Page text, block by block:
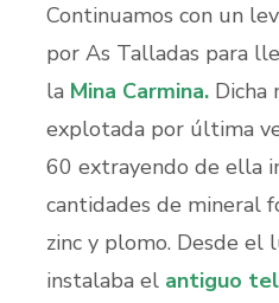
Continuamos con un
por As Talladas para
la Mina Carmina. Dicha
explotada por última
60 extrayendo de ella
cantidades de mineral
zinc y plomo. Desde el
instalaba el antiguo